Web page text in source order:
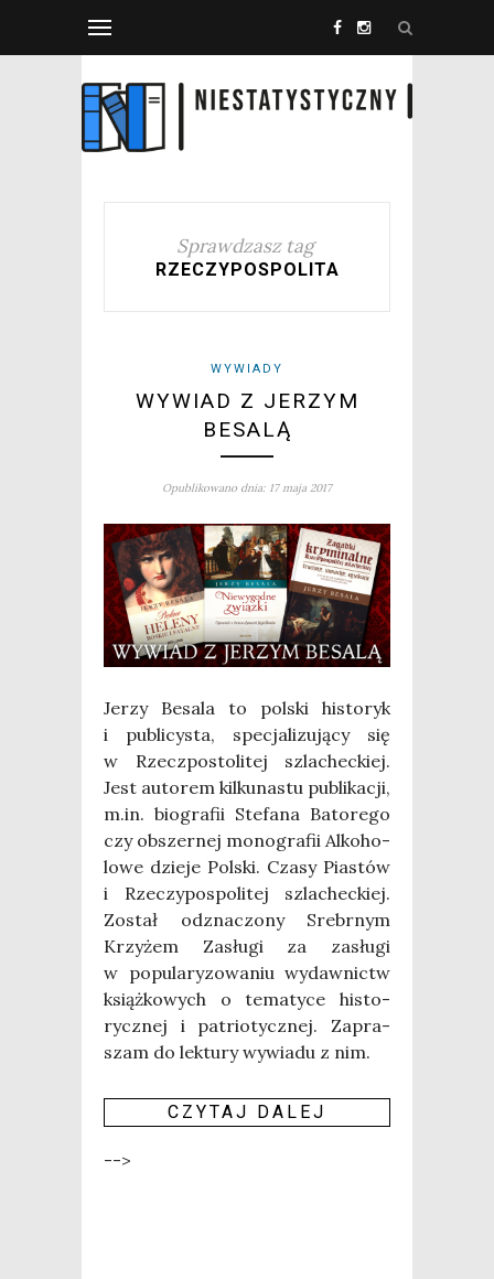
Sprawdzasz tag
RZECZYPOSPOLITA
WYWIADY
WYWIAD Z JERZYM
BESALĄ
Opublikowano dnia: 17 maja 2017
Jerzy Besa­la to pol­ski histo­ryk
i publi­cy­sta, spe­cja­li­zu­ją­cy się
w Rzecz­po­sto­li­tej szla­chec­kiej.
Jest auto­rem kil­ku­na­stu publi­ka­cji,
m.in. bio­gra­fii Ste­fa­na Bato­re­go
czy obszer­nej mono­gra­fii Alko­ho­
lo­we dzie­je Pol­ski. Cza­sy Pia­stów
i Rze­czy­po­spo­li­tej szla­chec­kiej.
Został odzna­czo­ny Srebr­nym
Krzy­żem Zasłu­gi za zasłu­gi
w popu­la­ry­zo­wa­niu wydaw­nictw
książ­ko­wych o tema­ty­ce histo­
rycz­nej i patrio­tycz­nej. Zapra­
szam do lek­tu­ry wywia­du z nim.
CZY­TAJ DALEJ
-->